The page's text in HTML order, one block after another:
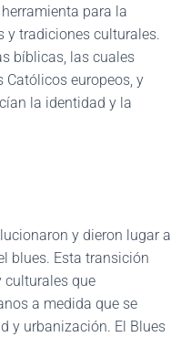
para la
y tradiciones culturales.
bíblicas, las cuales
europeos, y
la identidad y la
y dieron lugar a
blues. Esta transición
culturales que
a medida que se
y urbanización. El Blues